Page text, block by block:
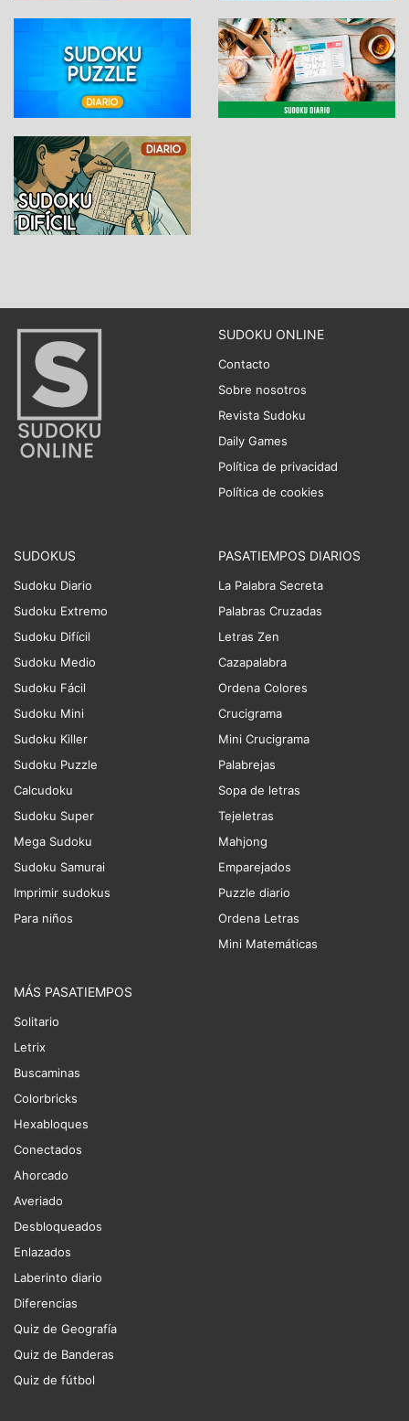
SUDOKU ONLINE
Contacto
Sobre nosotros
Revista Sudoku
Daily Games
Política de privacidad
Política de cookies
SUDOKUS
Sudoku Diario
Sudoku Extremo
Sudoku Difícil
Sudoku Medio
Sudoku Fácil
Sudoku Mini
Sudoku Killer
Sudoku Puzzle
Calcudoku
Sudoku Super
Mega Sudoku
Sudoku Samurai
Imprimir sudokus
Para niños
PASATIEMPOS DIARIOS
La Palabra Secreta
Palabras Cruzadas
Letras Zen
Cazapalabra
Ordena Colores
Crucigrama
Mini Crucigrama
Palabrejas
Sopa de letras
Tejeletras
Mahjong
Emparejados
Puzzle diario
Ordena Letras
Mini Matemáticas
MÁS PASATIEMPOS
Solitario
Letrix
Buscaminas
Colorbricks
Hexabloques
Conectados
Ahorcado
Averiado
Desbloqueados
Enlazados
Laberinto diario
Diferencias
Quiz de Geografía
Quiz de Banderas
Quiz de fútbol